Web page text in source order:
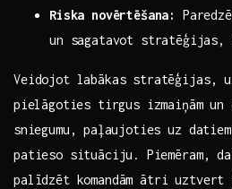
Riska novērtēšana:
un sagatavot‌
Veidojot labākas stratēģijas,
⁢pielāgoties tirgus izmaiņām un
⁣sniegumu,⁤ paļaujoties ​uz
patieso situāciju. ⁤Piemēram,‍
palīdzēt komandām ātri uztvert